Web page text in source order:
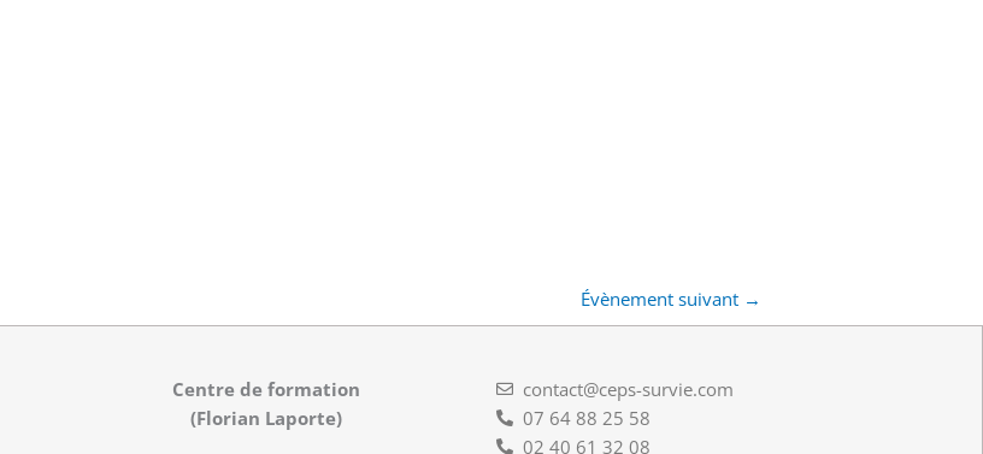
Évènement suivant →
Centre de formation
(Florian Laporte)
contact@ceps-survie.com
07 64 88 25 58
02 40 61 32 08